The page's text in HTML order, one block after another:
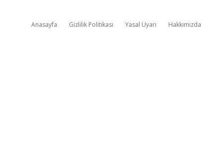
Anasayfa Gizlilik Politikası Yasal Uyarı Hakkımızda